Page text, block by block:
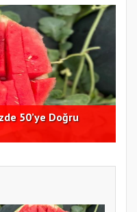
50’ye Doğru